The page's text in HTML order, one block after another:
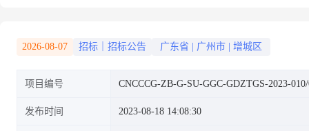
一工区悬灌梁工程劳务分包项目
2026-08-07 招标｜招标公告 广东省 广州市 增城区
项目编号 CNCCCG-ZB-G-SU-GGC-GDZTGS-2023-
发布时间 2023-08-18 14:08:30